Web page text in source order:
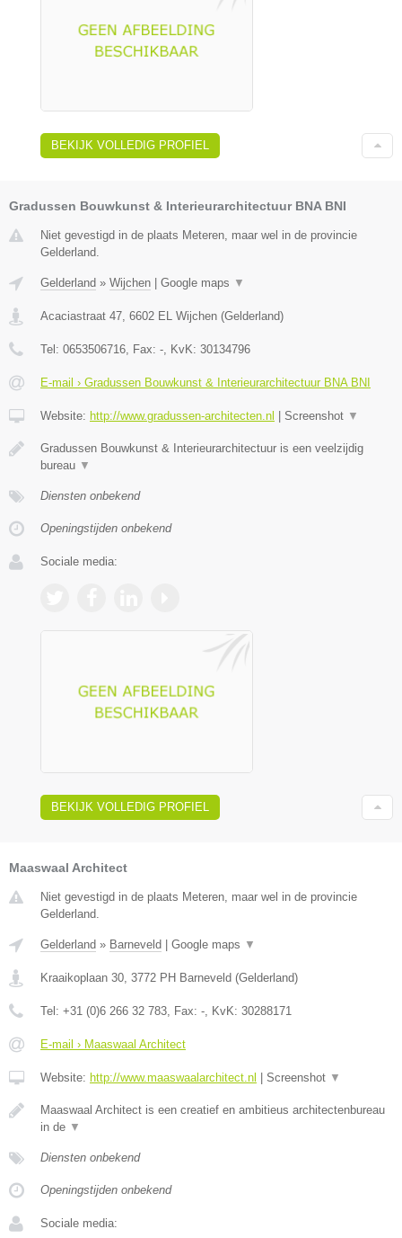
BEKIJK VOLLEDIG PROFIEL
Gradussen Bouwkunst & Interieurarchitectuur BNA BNI
Niet gevestigd in de plaats Meteren, maar wel in de provincie
Gelderland.
Gelderland » Wijchen Google maps ▼
Acaciastraat 47, 6602 EL Wijchen (Gelderland)
Tel: 0653506716, Fax: -, KvK: 30134796
E-mail › Gradussen Bouwkunst & Interieurarchitectuur BNA BNI
Website: http://www.gradussen-architecten.nl Screenshot ▼
Gradussen Bouwkunst & Interieurarchitectuur is een veelzijdig
bureau ▼
Diensten onbekend
Openingstijden onbekend
Sociale media:
BEKIJK VOLLEDIG PROFIEL
Maaswaal Architect
Niet gevestigd in de plaats Meteren, maar wel in de provincie
Gelderland.
Gelderland » Barneveld Google maps ▼
Kraaikoplaan 30 3772 PH Barneveld (Gelderland)
Tel: +31 (0)6 266 32 783 , Fax: - , KvK: 30288171
E-mail › Maaswaal Architect
Website: http://www.maaswaalarchitect.nl Screenshot ▼
Maaswaal Architect is een creatief en ambitieus architectenbureau
in de ▼
Diensten onbekend
Openingstijden onbekend
Sociale media: